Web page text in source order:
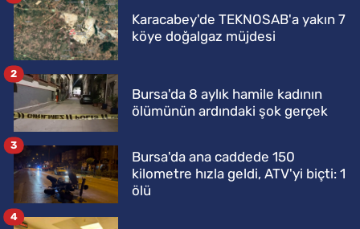
Karacabey'de TEKNOSAB'a yakın 7
köye doğalgaz müjdesi
Bursa'da 8 aylık hamile kadının
ölümünün ardındaki şok gerçek
2
Bursa'da ana caddede 150
kilometre hızla geldi, ATV'yi biçti: 1
ölü
3
4